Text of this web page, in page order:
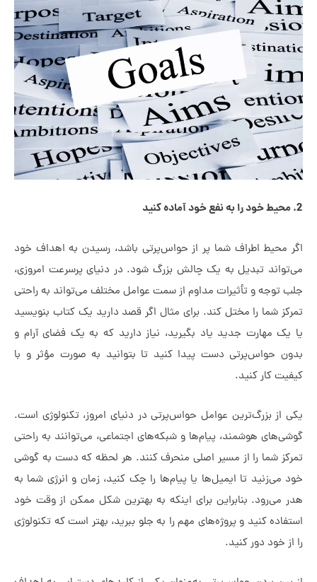
اطراف شما پر از حواس‌پرتی باشد، رسیدن به اهداف خود
تبدیل به یک چالش بزرگ شود. در دنیای پرسرعت امروزی،
و تأثیرات مداوم از سمت عوامل مختلف می‌تواند به راحتی
شما را مختل کند. برای مثال اگر قصد دارید یک کتاب بنویسید
مهارت جدید یاد بگیرید، نیاز دارید که به یک فضای آرام و
دست پیدا کنید تا بتوانید به صورت مؤثر و با
کار کنید.
بزرگ‌ترین عوامل حواس‌پرتی در دنیای امروز، تکنولوژی است.
هوشمند، پیام‌ها و شبکه‌های اجتماعی، می‌توانند به راحتی
شما را از مسیر اصلی منحرف کنند. هر لحظه که دست به گوشی
تا ایمیل‌ها یا پیام‌ها را چک کنید، زمان و انرژی شما به
بنابراین برای اینکه به بهترین شکل ممکن از وقت خود
کنید و پروژه‌های مهم را به جلو ببرید، بهتر است که تکنولوژی
دور کنید.